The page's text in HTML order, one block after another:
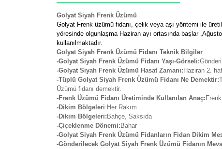
Golyat Siyah Frenk Üzümü
Golyat Frenk üzümü fidanı, çelik veya aşı yöntemi ile
yöresinde olgunlaşma Haziran ayı ortasında başlar
kullanılmaktadır.
Golyat Siyah Frenk Üzümü Fidanı Teknik Bilgiler
-Golyat Siyah Frenk Üzümü Fidanı Yaşı-Görseli:
-Golyat Siyah Frenk Üzümü Hasat Zamanı: Haziran 2.
-Tüplü Golyat Siyah Frenk Üzümü Fidanı Ne Demektir:
Üzümü fidanı demektir.
-Frenk Üzümü Fidanı Üretiminde Kullanılan Anaç:
-Dikim Bölgeleri:Her Rakım
-Dikim Bölgeleri: Bahçe, Saksıda
-Çiçeklenme Dönemi: Bahar
-Golyat Siyah Frenk Üzümü Fidanların Fidan Dikim
-Gönderilecek Golyat Siyah Frenk Üzümü Fidanın